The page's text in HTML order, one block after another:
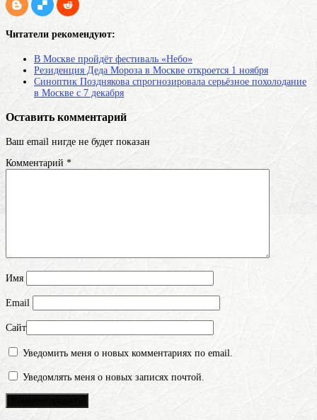
Читатели рекомендуют:
В Москве пройдёт фестиваль «Небо»
Резиденция Деда Мороза в Москве откроется 1 ноября
Синоптик Позднякова спрогнозировала серьёзное похолодание
в Москве с 7 декабря
Оставить комментарий
Ваш email нигде не будет показан
Комментарий *
Имя
Email
Сайт
Уведомить меня о новых комментариях по email.
Уведомлять меня о новых записях почтой.